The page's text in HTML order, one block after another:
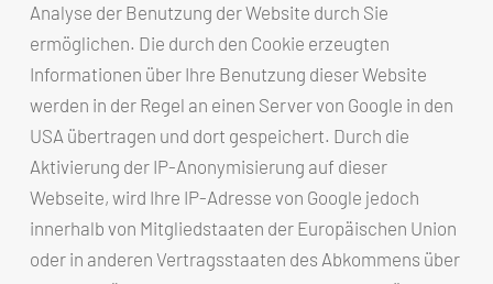
Analyse der Benutzung der Website durch Sie
ermöglichen. Die durch den Cookie erzeugten
Informationen über Ihre Benutzung dieser Website
werden in der Regel an einen Server von Google in den
USA übertragen und dort gespeichert. Durch die
Aktivierung der IP-Anonymisierung auf dieser
Webseite, wird Ihre IP-Adresse von Google jedoch
innerhalb von Mitgliedstaaten der Europäischen Union
oder in anderen Vertragsstaaten des Abkommens über